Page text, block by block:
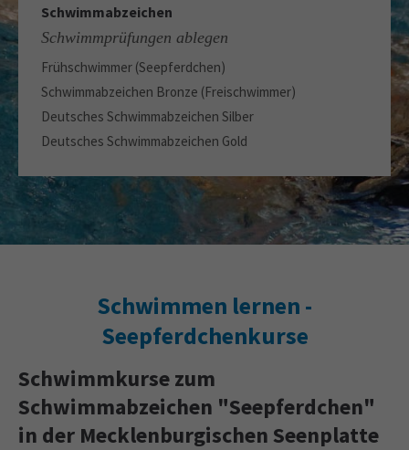
Schwimmabzeichen
Schwimmprüfungen ablegen
Frühschwimmer (Seepferdchen)
Schwimmabzeichen Bronze (Freischwimmer)
Deutsches Schwimmabzeichen Silber
Deutsches Schwimmabzeichen Gold
Schwimmen lernen -
Seepferdchenkurse
Schwimmkurse zum
Schwimmabzeichen "Seepferdchen"
in der Mecklenburgischen Seenplatte